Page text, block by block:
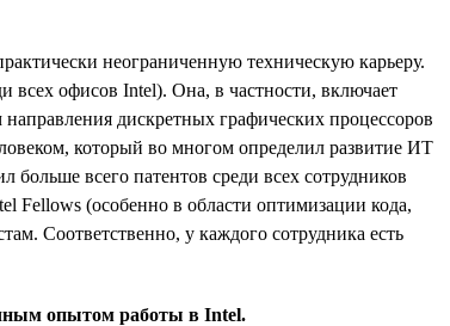
неограниченную техническую карьеру.
всех офисов Intel). Она, в частности, включает
дискретных графических процессоров
который во многом определил развитие ИТ
всего патентов среди всех сотрудников
Fellows (особенно в области оптимизации кода,
Соответственно, у каждого сотрудника есть
опытом работы в Intel.